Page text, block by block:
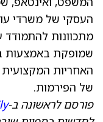
העסקי של משרדי
מתכוונות
שמופקת באמצעות
האחריות
של הפירמות.
פורסם לראשונה ב-